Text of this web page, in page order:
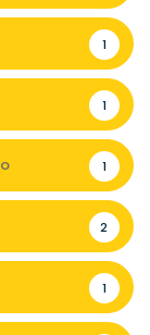
1
1
1
2
1